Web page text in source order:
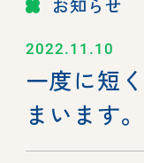
お知らせ
2022.11.10
一度に短
まいます。